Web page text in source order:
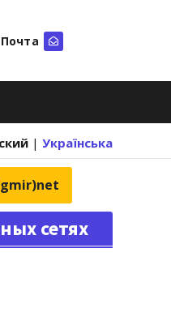
Почта
| Українська
сетях